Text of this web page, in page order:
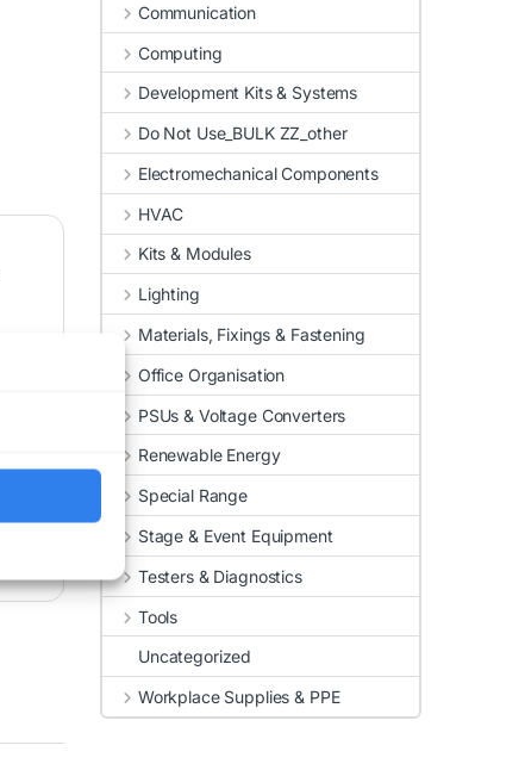
Communication
Computing
Development Kits & Systems
Do Not Use_BULK ZZ_other
Electromechanical Components
HVAC
Kits & Modules
Lighting
Materials, Fixings & Fastening
Office Organisation
PSUs & Voltage Converters
Renewable Energy
Special Range
Stage & Event Equipment
Testers & Diagnostics
Tools
Uncategorized
Workplace Supplies & PPE